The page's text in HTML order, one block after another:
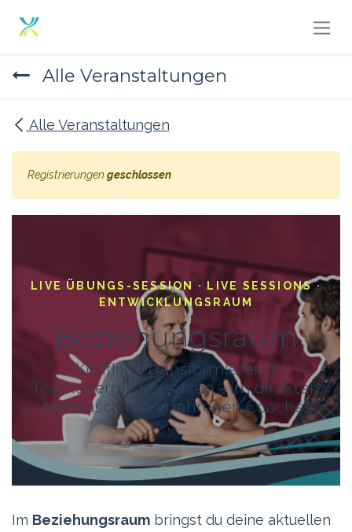
Alle Veranstaltungen
Alle Veranstaltungen
Registrierungen geschlossen
LIVE ÜBUNGS-SESSION · LIVE SESSIONS ·
ENTWICKLUNGSRAUM
Beziehungsraum
Konflikte transformieren &
Teamenergie freisetzen – im direkten
Austausch mit erfahrenen Coaches
Im Beziehungsraum bringst du deine aktuellen